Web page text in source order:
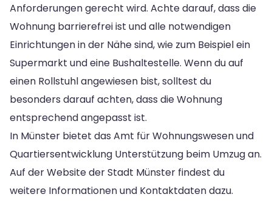
Anforderungen gerecht wird. Achte darauf, dass die
Wohnung barrierefrei ist und alle notwendigen
Einrichtungen in der Nähe sind, wie zum Beispiel ein
Supermarkt und eine Bushaltestelle. Wenn du auf
einen Rollstuhl angewiesen bist, solltest du
besonders darauf achten, dass die Wohnung
entsprechend angepasst ist.
In Münster bietet das Amt für Wohnungswesen und
Quartiersentwicklung Unterstützung beim Umzug an.
Auf der Website der Stadt Münster findest du
weitere Informationen und Kontaktdaten dazu.